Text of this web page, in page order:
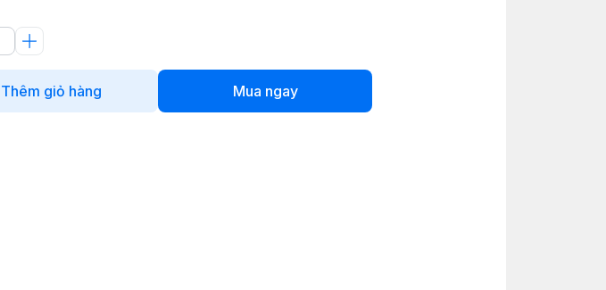
Thêm giỏ hàng Mua ngay